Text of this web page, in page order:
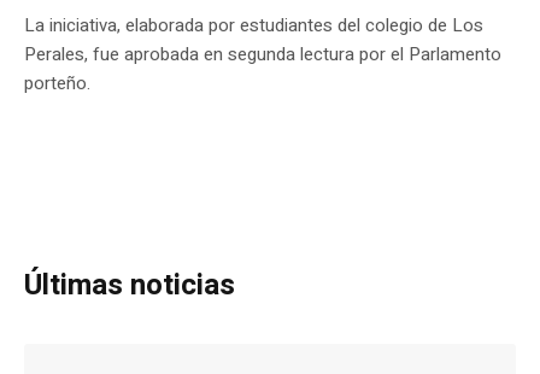
La iniciativa, elaborada por estudiantes del colegio de Los
Perales, fue aprobada en segunda lectura por el Parlamento
porteño.
Últimas noticias